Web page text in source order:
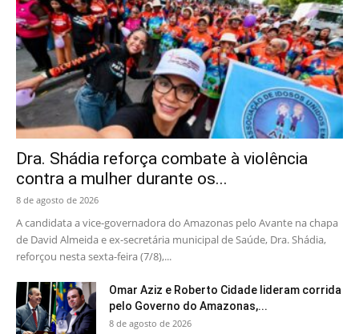
Dra. Shádia reforça combate à violência
contra a mulher durante os...
8 de agosto de 2026
A candidata a vice-governadora do Amazonas pelo Avante na chapa
de David Almeida e ex-secretária municipal de Saúde, Dra. Shádia,
reforçou nesta sexta-feira (7/8),...
Omar Aziz e Roberto Cidade lideram corrida
pelo Governo do Amazonas,...
8 de agosto de 2026